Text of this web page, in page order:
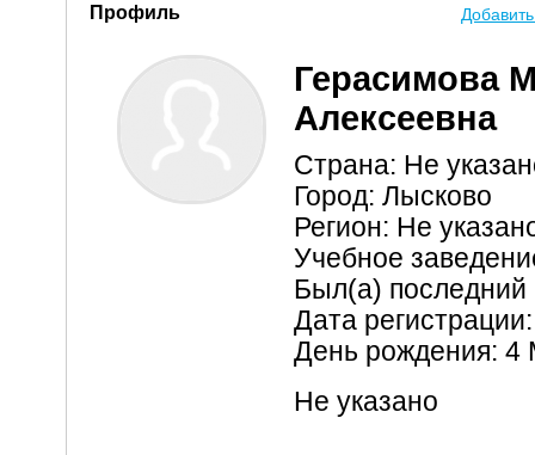
Профиль
Герасимова
Алексеевна
Страна: Не
Город: Лысково
Регион: Не
Учебное
Был(а) последний
Дата
День рождения: 4
Не указано